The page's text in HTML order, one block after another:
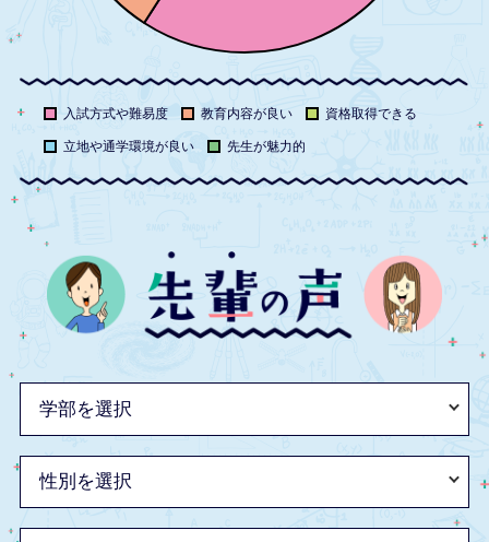
入試方式や難易度 教育内容が良い 資格取得できる
立地や通学環境が良い 先生が魅力的